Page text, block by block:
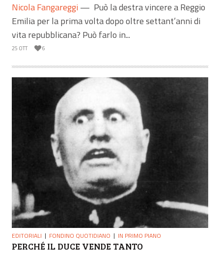
Nicola Fangareggi — Può la destra vincere a Reggio
Emilia per la prima volta dopo oltre settant’anni di
vita repubblicana? Può farlo in...
25 OTT 6
EDITORIALI FONDINO QUOTIDIANO IN PRIMO PIANO
PERCHÉ IL DUCE VENDE TANTO